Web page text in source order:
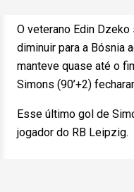
O veterano Edin
diminuir para a Bósnia
manteve quase até o
Simons (90’+2)
Esse último gol de
jogador do RB Leipzig.